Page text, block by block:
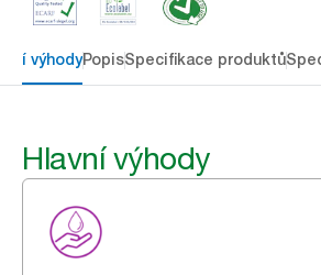
výhodyPopisSpecifikace produktů
Hlavní výhody